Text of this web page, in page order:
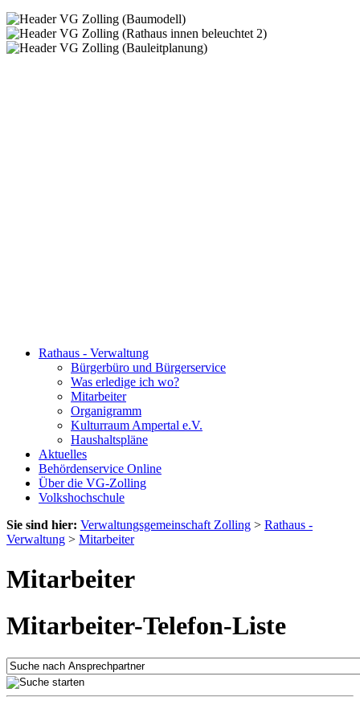
Rathaus - Verwaltung
Bürgerbüro und Bürgerservice
Was erledige ich wo?
Mitarbeiter
Organigramm
Kulturraum Ampertal e.V.
Haushaltspläne
Aktuelles
Behördenservice Online
Über die VG-Zolling
Volkshochschule
Sie sind hier: Verwaltungsgemeinschaft Zolling > Rathaus -
Verwaltung > Mitarbeiter
Mitarbeiter
Mitarbeiter-Telefon-Liste